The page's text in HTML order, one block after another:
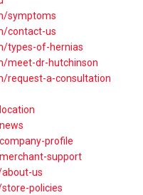
symptoms
contact-us
types-of-hernias
meet-dr-hutchinson
request-a-consultation
profile
support
us
policies